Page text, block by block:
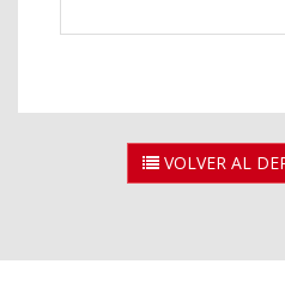
VOLVER AL